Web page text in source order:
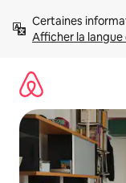
directement
Afficher la